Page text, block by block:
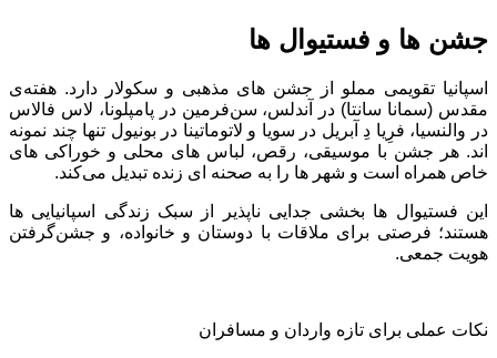
جشن‌ ها و فستیوال‌ ها
اسپانیا تقویمی مملو از جشن‌ های مذهبی و سکولار دارد. هفته‌ی
مقدس (سمانا سانتا) در آندلس، سن‌فرمین در پامپلونا، لاس فالاس
در والنسیا، فرِیا دِ آبریل در سویا و لاتوماتینا در بونیول تنها چند نمونه‌
اند. هر جشن با موسیقی، رقص، لباس‌ های محلی و خوراکی ‌های
خاص همراه است و شهر ها را به صحنه ‌ای زنده تبدیل می‌کند.
این فستیوال‌ ها بخشی جدایی ‌ناپذیر از سبک زندگی اسپانیایی ها
هستند؛ فرصتی برای ملاقات با دوستان و خانواده، و جشن‌گرفتن
هویت جمعی.
نکات عملی برای تازه‌ واردان و مسافران